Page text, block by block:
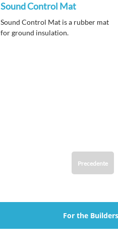
Sound Control Mat
Sound Control Mat is a rubber mat
for ground insulation.
Precedente
For the